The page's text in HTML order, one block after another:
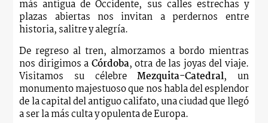
más antigua de Occidente, sus calles estrechas y
plazas abiertas nos invitan a perdernos entre
historia, salitre y alegría.
De regreso al tren, almorzamos a bordo mientras
nos dirigimos a Córdoba, otra de las joyas del viaje.
Visitamos su célebreMezquita-Catedral, un
monumento majestuoso que nos habla del esplendor
de la capital del antiguo califato, una ciudad que llegó
a ser la más culta y opulenta de Europa.